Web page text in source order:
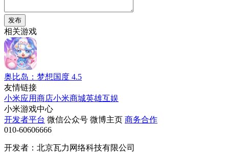
发布
相关游戏
奥比岛：梦想国度 4.5
友情链接
小米应用商店小米商城英雄互娱
小米游戏中心
开发者平台 微信公众号 微博主页 商务合作
010-60606666
开发者：北京瓦力网络科技有限公司